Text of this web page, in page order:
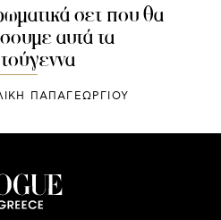
σετ που θα
αυτά τα
ΠΑΠΑΓΕΩΡΓΙΟΥ